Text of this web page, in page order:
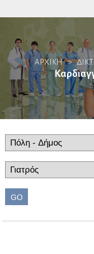
Βιοπαθολόγοι
Γαστρεντερολόγοι
Ενδοσκόποι
Ηπατολόγοι
Ογκολογία Πεπτικού
Γενετιστές
ΑΡΧΙΚΗ >
GO